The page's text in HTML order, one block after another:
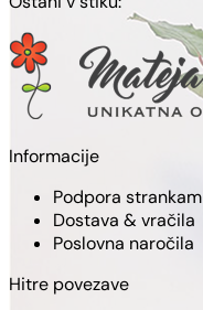
Informacije
Podpora strankam
Dostava & vračila
Poslovna naročila
Hitre povezave